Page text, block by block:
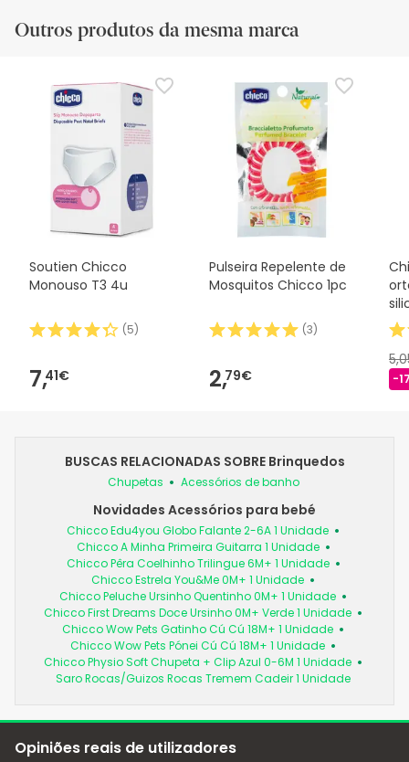
Outros produtos da mesma marca
Soutien Chicco
Monouso T3 4u
(5)
7,41€
Pulseira Repelente de
Mosquitos Chicco 1pc
(3)
2,79€ -
BUSCAS RELACIONADAS SOBRE Brinquedos
Chupetas Acessórios de banho
Novidades Acessórios para bebé
Chicco Edu4you Globo Falante 2-6A 1 Unidade
Chicco A Minha Primeira Guitarra 1 Unidade
Chicco Pêra Coelhinho Trilingue 6M+ 1 Unidade
Chicco Estrela You&Me 0M+ 1 Unidade
Chicco Peluche Ursinho Quentinho 0M+ 1 Unidade
Chicco First Dreams Doce Ursinho 0M+ Verde 1 Unidade
Chicco Wow Pets Gatinho Cú Cú 18M+ 1 Unidade
Chicco Wow Pets Pónei Cú Cú 18M+ 1 Unidade
Chicco Physio Soft Chupeta + Clip Azul 0-6M 1 Unidade
Saro Rocas/Guizos Rocas Tremem Cadeir 1 Unidade
Opiniões reais de utilizadores